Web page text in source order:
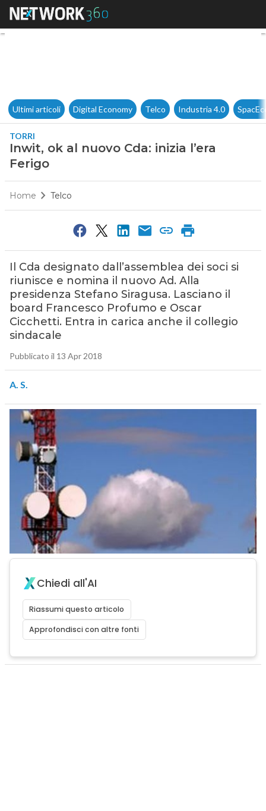
Inwit, ok al nuovo Cda: inizia
Ultimi articoli Digital Economy Telco Industria 4.0
TORRI
Inwit, ok al nuovo Cda: inizia l’era
Ferigo
Home Telco
Il Cda designato dall’assemblea dei soci si
riunisce e nomina il nuovo Ad. Alla
presidenza Stefano Siragusa. Lasciano il
board Francesco Profumo e Oscar
Cicchetti. Entra in carica anche il collegio
sindacale
Pubblicato il 13 Apr 2018
A. S.
Chiedi all'AI
Riassumi questo articolo
Approfondisci con altre fonti